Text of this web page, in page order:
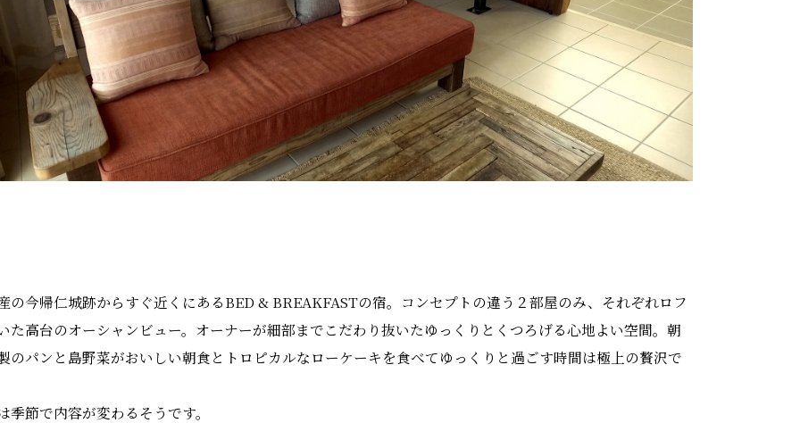
の今帰仁城跡からすぐ近くにあるBED & BREAKFASTの宿。コンセプトの違う２部屋のみ、それぞれロフ
た高台のオーシャンビュー。オーナーが細部までこだわり抜いたゆっくりとくつろげる心地よい空間。朝
のパンと島野菜がおいしい朝食とトロピカルなローケーキを食べてゆっくりと過ごす時間は極上の贅沢で
節で内容が変わるそうです。